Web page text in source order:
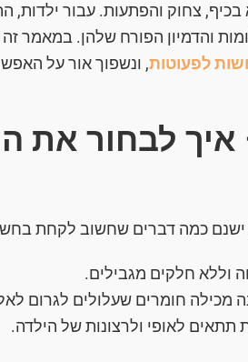
צחוק והפתעות. עבור ילדות,
והדמיון הפורח שלהן. במאמר
לפעוטות, ונשפוך אור על
איך לבחור את
כמה דברים שחשוב לקחת
וללא חלקים מגבילים.
מכילה חומרים שעלולים לגרום
לאופי ולרצונות של הילדה.